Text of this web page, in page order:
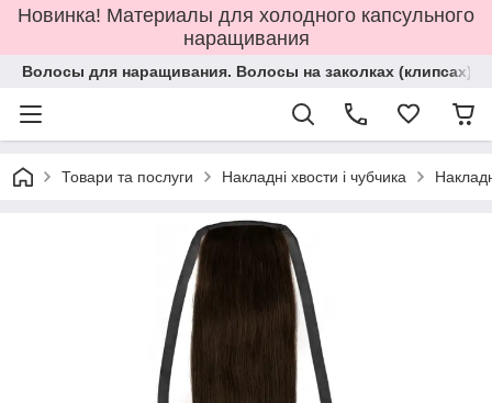
Новинка! Материалы для холодного капсульного
наращивания
Волосы для наращивания. Волосы на заколках (клипсах).
Товари та послуги Накладні хвости і чубчика